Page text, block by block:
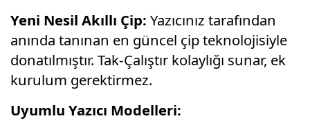
Yeni Nesil Akıllı Çip: Yazıcınız tarafından
anında tanınan en güncel çip teknolojisiyle
donatılmıştır. Tak-Çalıştır kolaylığı sunar, ek
kurulum gerektirmez.
Uyumlu Yazıcı Modelleri: